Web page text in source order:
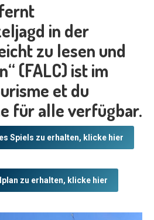
in der
zu lesen und
(FALC) ist im
et du
für alle verfügbar.
Spiels zu erhalten, klicke hier
zu erhalten, klicke hier